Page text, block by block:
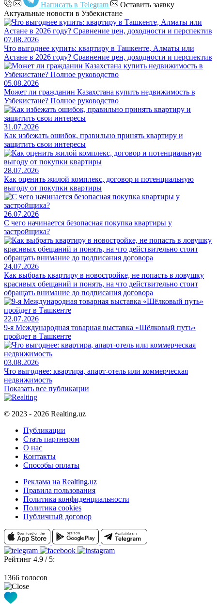
Написать в Telegram
Оставить заявку
Актуальные новости в Узбекистане
07.08.2026
Что выгоднее купить: квартиру в Ташкенте, Алматы или
Астане в 2026 году? Сравнение цен, доходности и перспектив
05.08.2026
Может ли гражданин Казахстана купить недвижимость в
Узбекистане? Полное руководство
31.07.2026
Как избежать ошибок, правильно принять квартиру и
защитить свои интересы
28.07.2026
Как оценить жилой комплекс, договор и потенциальную
выгоду от покупки квартиры
26.07.2026
С чего начинается безопасная покупка квартиры у
застройщика?
24.07.2026
Как выбрать квартиру в новостройке, не попасть в ловушку
красивых обещаний и понять, на что действительно стоит
обращать внимание до подписания договора
22.07.2026
9-я Международная товарная выставка «Шёлковый путь»
пройдет в Ташкенте
03.08.2026
Что выгоднее: квартира, апарт-отель или коммерческая
недвижимость
Показать все публикации
© 2023 - 2026 Realting.uz
Публикации
Стать партнером
О нас
Контакты
Способы оплаты
Реклама на Realting.uz
Правила пользования
Политика конфиденциальности
Политика cookies
Публичный договор
Рейтинг 4.9 / 5:
1366 голосов